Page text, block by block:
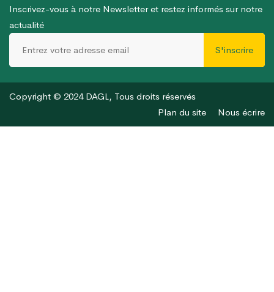
Inscrivez-vous à notre Newsletter et restez informés sur notre
actualité
S'inscrire
Copyright © 2024 DAGL, Tous droits réservés
Plan du site
Nous écrire